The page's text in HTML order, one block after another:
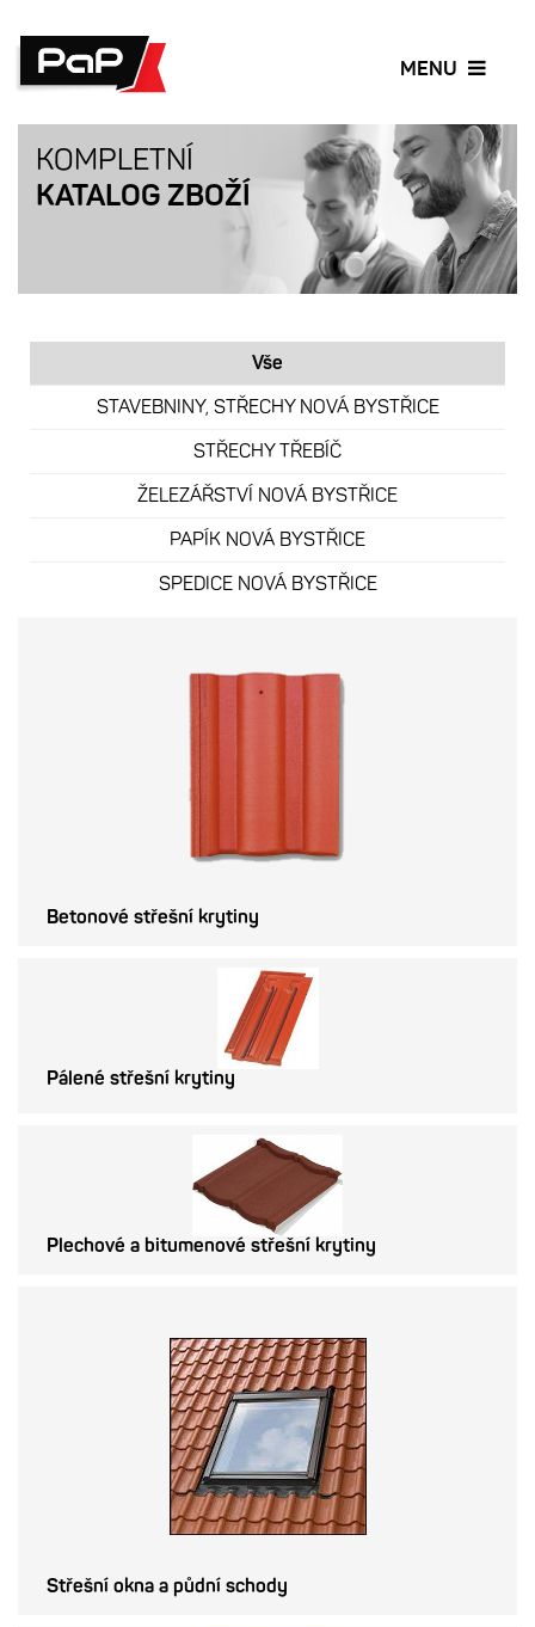
MENU TOGGLE
KOMPLETNÍ
KATALOG ZBOŽÍ
Vše
STAVEBNINY, STŘECHY NOVÁ BYSTŘICE
STŘECHY TŘEBÍČ
ŽELEZÁŘSTVÍ NOVÁ BYSTŘICE
PAPÍK NOVÁ BYSTŘICE
SPEDICE NOVÁ BYSTŘICE
Betonové střešní krytiny
Pálené střešní krytiny
Plechové a bitumenové střešní krytiny
Střešní okna a půdní schody